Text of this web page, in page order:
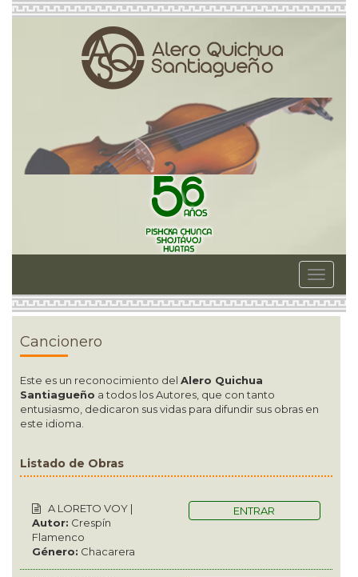
Toggle
Cancionero
Este es un reconocimiento del Alero Quichua
Santiagueño a todos los Autores, que con tanto
entusiasmo, dedicaron sus vidas para difundir sus obras en
este idioma.
Listado de Obras
A LORETO VOY |
Autor: Crespín
Flamenco
Género: Chacarera
ENTRAR